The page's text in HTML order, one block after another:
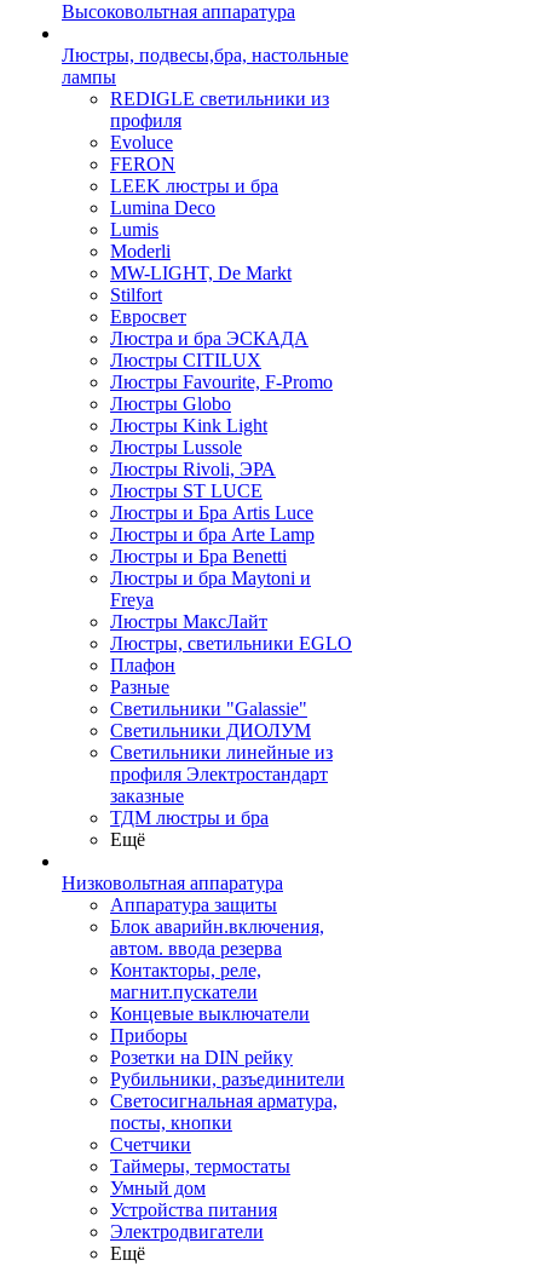
Высоковольтная аппаратура
Люстры, подвесы,бра, настольные
лампы
REDIGLE светильники из
профиля
Evoluce
FERON
LEEK люстры и бра
Lumina Deco
Lumis
Moderli
MW-LIGHT, De Markt
Stilfort
Евросвет
Люстра и бра ЭСКАДА
Люстры CITILUX
Люстры Favourite, F-Promo
Люстры Globo
Люстры Kink Light
Люстры Lussole
Люстры Rivoli, ЭРА
Люстры ST LUCE
Люстры и Бра Artis Luce
Люстры и бра Arte Lamp
Люстры и Бра Benetti
Люстры и бра Maytoni и
Freya
Люстры МаксЛайт
Люстры, светильники EGLO
Плафон
Разные
Светильники "Galassie"
Светильники ДИОЛУМ
Светильники линейные из
профиля Электростандарт
заказные
ТДМ люстры и бра
Ещё
Низковольтная аппаратура
Аппаратура защиты
Блок аварийн.включения,
автом. ввода резерва
Контакторы, реле,
магнит.пускатели
Концевые выключатели
Приборы
Розетки на DIN рейку
Рубильники, разъединители
Светосигнальная арматура,
посты, кнопки
Счетчики
Таймеры, термостаты
Умный дом
Устройства питания
Электродвигатели
Ещё